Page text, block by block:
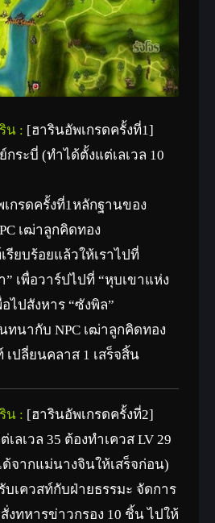
น : [ฮารินอัพเกรดครั้งที่1]
ระบี่ (ทำได้ตั้งแต่เลเวล 10
กรดครั้งที่1หลักฐานของ
เฒ่าลูกคิดทอง
รียบร้อยแล้วให้เราไปที่
” เพื่อวาร์ปไปที่ “หุบเขาแห่ง
ไปสังหาร “ซังพิล”
นากับ NPC เฒ่าลูกคิดทอง
เปลี่ยนคลาส 1 เสร็จสิ้น
น : [ฮารินอัพเกรดครั้งที่2]
ลเวล 35 ต้องทำเควส LV 29
ด้จากแม่นางจินให้เสร็จก่อน)
รับเควสท์กับฝ่ายธรรมะ จัดการ
งทหารข่าวกรอง 10 ชิ้น ไปให้